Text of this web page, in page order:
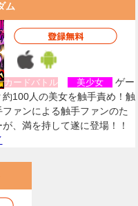
ム
カードバトル 美少女
ゲー
約100人の美女を触手責め！触
ァンによる触手ファンのた
、満を持して遂に登場！！